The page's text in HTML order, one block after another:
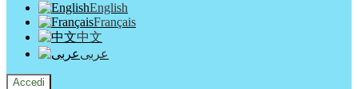
English
Français
中文
عربى
Accedi